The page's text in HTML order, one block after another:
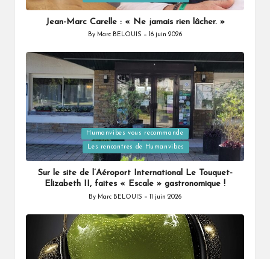
Jean-Marc Carelle : « Ne jamais rien lâcher. »
Posted
By Marc BELOUIS 16 juin 2026
Posted
in
Humanvibes vous recommande
Les rencontres de Humanvibes
Sur le site de l’Aéroport International Le Touquet-
Elizabeth II, faites « Escale » gastronomique !
Posted
By Marc BELOUIS 11 juin 2026